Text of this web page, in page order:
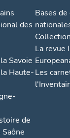
des
Savoie
Haute-
de
Bases
La revue
Les